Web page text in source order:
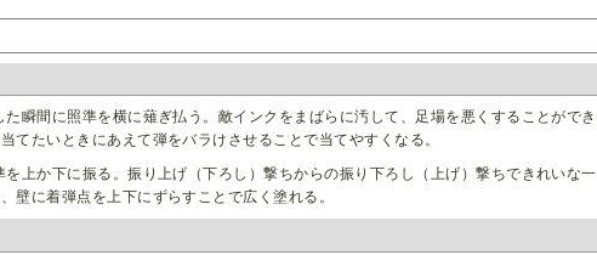
瞬間に照準を横に薙ぎ払う。敵インクをまばらに汚して、足場を悪くすることができ
てたいときにあえて弾をバラけさせることで当てやすくなる。
上か下に振る。振り上げ（下ろし）撃ちからの振り下ろし（上げ）撃ちできれいな一
壁に着弾点を上下にずらすことで広く塗れる。